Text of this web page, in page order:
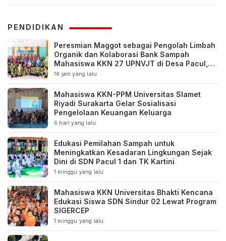
PENDIDIKAN
Peresmian Maggot sebagai Pengolah Limbah
Organik dan Kolaborasi Bank Sampah
Mahasiswa KKN 27 UPNVJT di Desa Pacul,
Bojonegoro
16 jam yang lalu
Mahasiswa KKN-PPM Universitas Slamet
Riyadi Surakarta Gelar Sosialisasi
Pengelolaan Keuangan Keluarga
6 hari yang lalu
Edukasi Pemilahan Sampah untuk
Meningkatkan Kesadaran Lingkungan Sejak
Dini di SDN Pacul 1 dan TK Kartini
1 minggu yang lalu
Mahasiswa KKN Universitas Bhakti Kencana
Edukasi Siswa SDN Sindur 02 Lewat Program
SIGERCEP
1 minggu yang lalu